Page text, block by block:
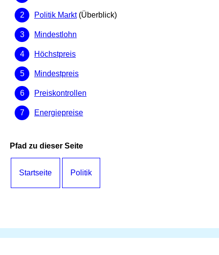
Politik Markt(Überblick)
Mindestlohn
Höchstpreis
Mindestpreis
Preiskontrollen
Energiepreise
Pfad zu dieser Seite
Startseite Politik